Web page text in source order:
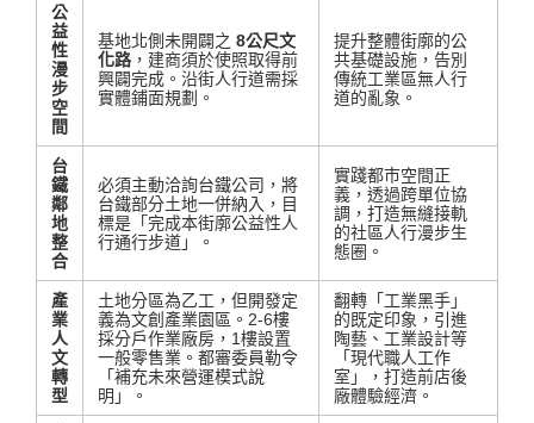
公
益
性
漫
步
空
間
基地北側未開闢之 8公尺文
化路 ，建商須於使照取得前
興闢完成 。沿街人行道需採
實體鋪面規劃 。
提升整體街廓的公
共基礎設施，告別
傳統工業區無人行
道的亂象 。
台
鐵
鄰
地
整
合
必須主動洽詢台鐵公司，將
台鐵部分土地一併納入，目
標是「完成本街廓公益性人
行通行步道」
。
實踐都市空間正
義，透過跨單位協
調，打造無縫接軌
的社區人行漫步生
態圈 。
產
業
人
文
轉
型
土地分區為乙工，但開發定
義為文創產業園區 。2-6樓
採分戶作業廠房，1樓設置
一般零售業 。都審委員勒令
「補充未來營運模式說
明」
。
翻轉「工業黑手」
的既定印象，引進
陶藝、工業設計等
「現代職人工作
室」，打造前店後
廠體驗經濟 。